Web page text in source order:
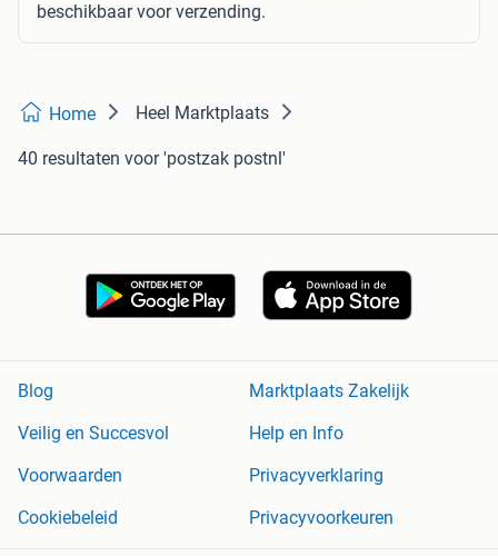
beschikbaar voor verzending.
Home Heel Marktplaats
40 resultaten voor 'postzak postnl'
Blog
Marktplaats Zakelijk
Veilig en Succesvol
Help en Info
Voorwaarden
Privacyverklaring
Cookiebeleid
Privacyvoorkeuren